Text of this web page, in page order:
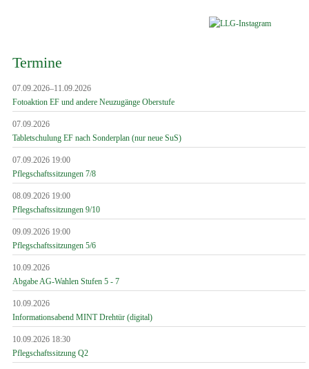
Termine
07.09.2026–11.09.2026
Fotoaktion EF und andere Neuzugänge Oberstufe
07.09.2026
Tabletschulung EF nach Sonderplan (nur neue SuS)
07.09.2026 19:00
Pflegschaftssitzungen 7/8
08.09.2026 19:00
Pflegschaftssitzungen 9/10
09.09.2026 19:00
Pflegschaftssitzungen 5/6
10.09.2026
Abgabe AG-Wahlen Stufen 5 - 7
10.09.2026
Informationsabend MINT Drehtür (digital)
10.09.2026 18:30
Pflegschaftssitzung Q2